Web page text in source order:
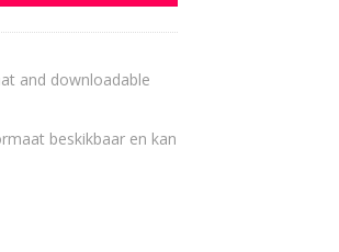
and downloadable
beskikbaar en kan